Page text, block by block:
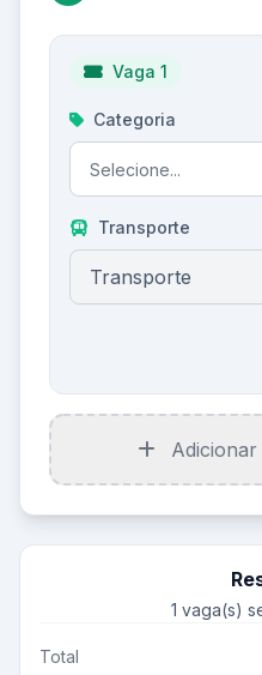
Vaga 1
Categoria
Selecione...
Transporte
Transporte
Adicionar
1 vaga(s)
Total